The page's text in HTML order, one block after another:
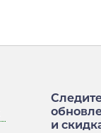
и